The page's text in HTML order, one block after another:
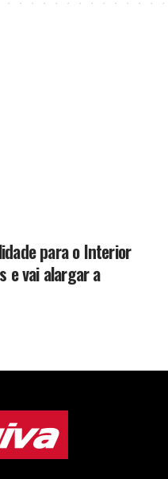
para o Interior
e vai alargar a